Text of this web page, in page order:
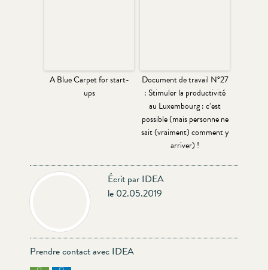
A Blue Carpet for start-
ups
Document de travail N°27
: Stimuler la productivité
au Luxembourg : c’est
possible (mais personne ne
sait (vraiment) comment y
arriver) !
Écrit par IDEA
le 02.05.2019
Prendre contact avec IDEA